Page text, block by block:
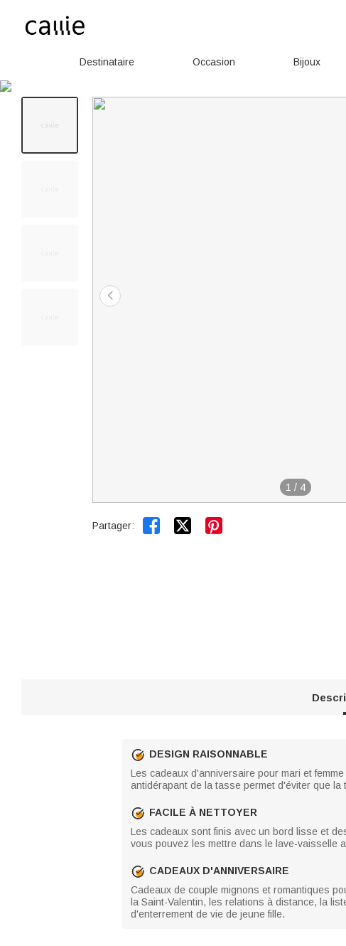
Destinataire Occasion Bijoux
1 / 4
Partager:  
DESIGN RAISONNABLE
Les cadeaux d'anniversaire pour mari et
antidérapant de la tasse permet d'éviter que
FACILE À NETTOYER
Les cadeaux sont finis avec un bord lisse et
vous pouvez les mettre dans le lave-vaisselle
CADEAUX D'ANNIVERSAIRE
Cadeaux de couple mignons et romantiques
la Saint-Valentin, les relations à distance, la
d'enterrement de vie de jeune fille.